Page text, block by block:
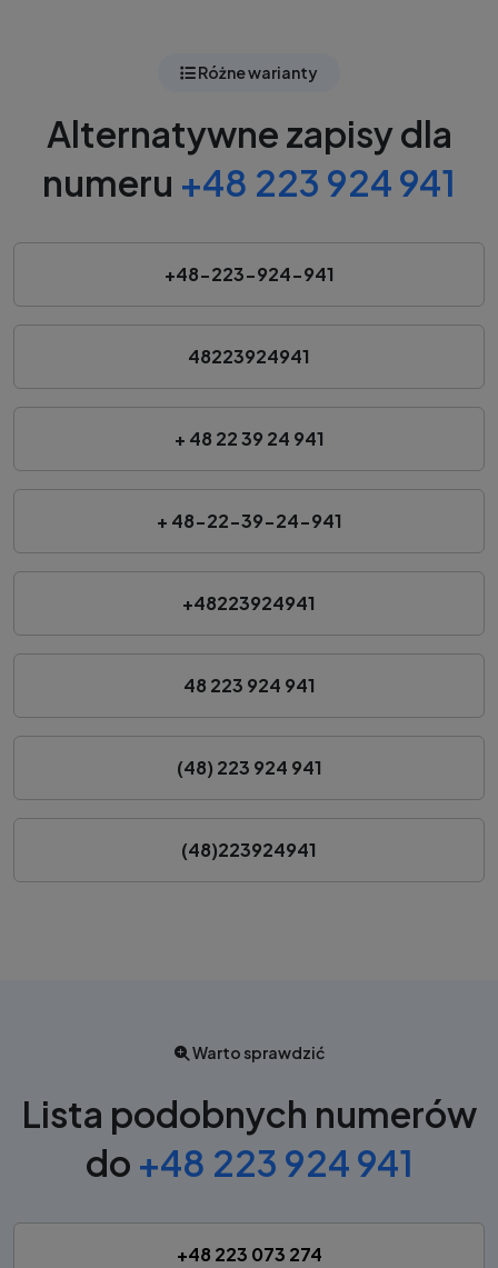
Różne warianty
Alternatywne zapisy dla
numeru +48 223 924 941
+48-223-924-941
48223924941
+ 48 22 39 24 941
+ 48-22-39-24-941
+48223924941
48 223 924 941
(48) 223 924 941
(48)223924941
Warto sprawdzić
Lista podobnych numerów
do +48 223 924 941
+48 223 073 274